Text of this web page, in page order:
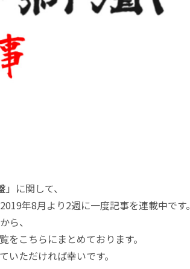
」に関して、
年8月より2週に一度記事を連載中です。
ら、
をこちらにまとめております。
ただければ幸いです。